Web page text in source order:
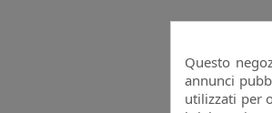
Questo
annunci
utilizzati per